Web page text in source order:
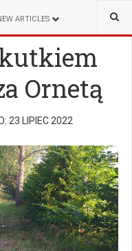
ARTICLES
Ornetą
23 LIPIEC 2022